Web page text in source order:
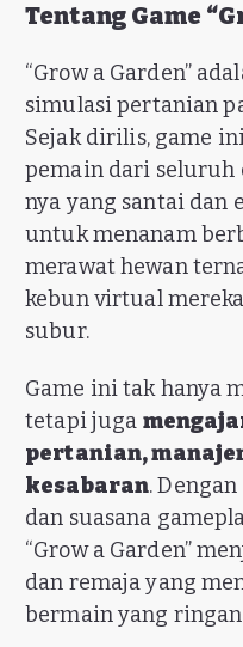
Tentang Game
“Grow a Garden”
simulasi pertanian
Sejak dirilis, game
pemain dari seluruh
nya yang santai dan
untuk menanam
merawat hewan
kebun virtual
subur.
Game ini tak hanya
tetapi juga
pertanian,
kesabaran.
dan suasana
“Grow a Garden”
dan remaja yang
bermain yang